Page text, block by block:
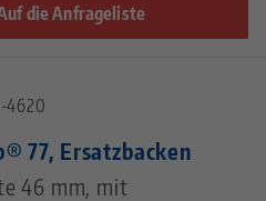
die Anfrageliste
4620
77, Ersatzbacken
46 mm, mit